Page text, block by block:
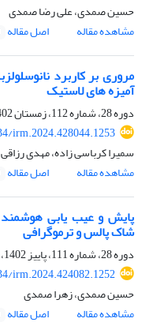
حسین صمدی، علی رضا صمدی
مشاهده مقاله
اصل مقاله
مروری بر کاربرد
آمیزه های لاستیک
دوره 28، شماره 112، زمستان 1402، صفحه
irm.2024.428044.1253
سمیرا کرباسی زاده، مهدی
مشاهده مقاله
اصل مقاله
پایش و عیب یابی
شاک پالس و ترموگرافی
دوره 28، شماره 111، پاییز 1402، صفحه
irm.2024.424082.1252
حسین صمدی، زهرا صمدی
مشاهده مقاله
اصل مقاله